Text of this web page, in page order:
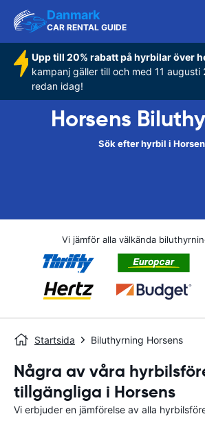
Danmark
CAR RENTAL GUIDE
Upp till 20% rabatt på hyrbilar över
kampanj gäller till och med 11 augusti
redan idag!
Horsens
Sök efter hyrbil i
Vi jämför alla välkända
Startsida Biluthyrning Horsens
Några av våra
tillgängliga i Horsens
Vi erbjuder en jämförelse av alla